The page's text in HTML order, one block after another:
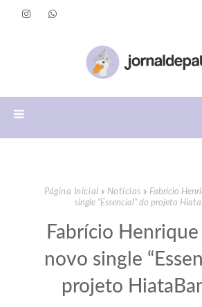
Página Inicial Notícias
Fabrício
single “Essencial” do projeto
Fabrício
novo single
projeto